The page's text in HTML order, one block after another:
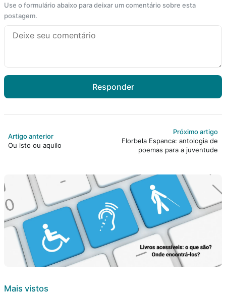
Use o formulário abaixo para deixar um comentário sobre esta
postagem.
Responder
Artigo anterior
Ou isto ou aquilo
Próximo artigo
Florbela Espanca: antologia de
poemas para a juventude
Mais vistos